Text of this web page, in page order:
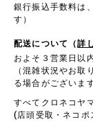
銀行振込手数料は
す）
配送について（詳
およそ３営業日以
（混雑状況やお取
る場合がございます
すべてクロネコヤ
(店頭受取・ネコポ